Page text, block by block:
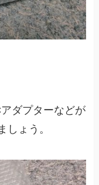
ダプターなどが
しょう。